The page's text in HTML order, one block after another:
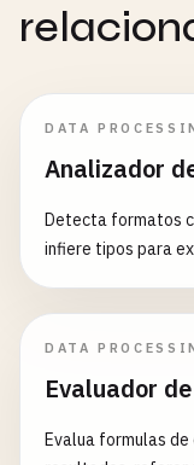
DATA
Analizador
Detecta formatos
infiere tipos para
DATA
Evaluador
Evalua formulas